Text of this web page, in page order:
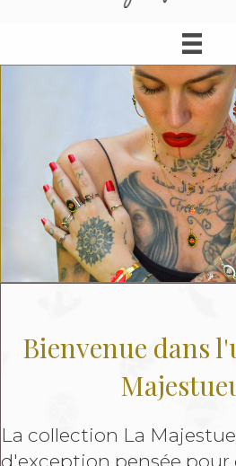
Bienvenue dans
La collection La
d'exception pensée pour